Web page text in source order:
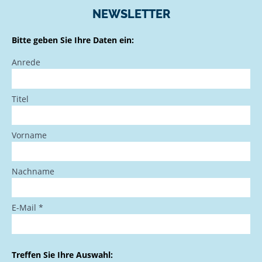
NEWSLETTER
Bitte geben Sie Ihre Daten ein:
Anrede
Titel
Vorname
Nachname
E-Mail *
Treffen Sie Ihre Auswahl: